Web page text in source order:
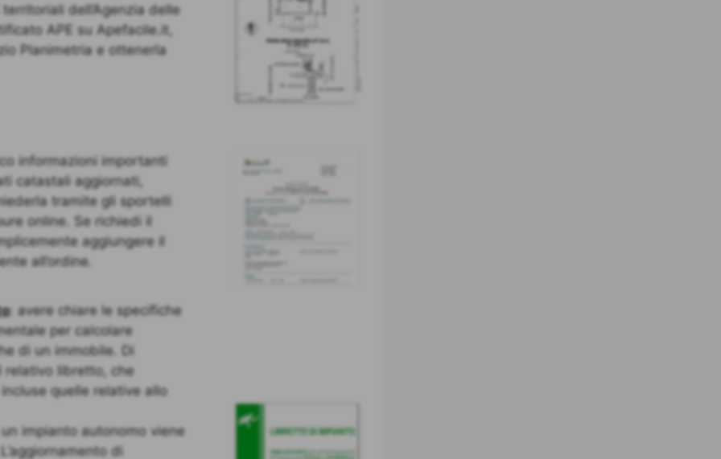
dell’Agenzia delle
APE su Apefacile.it,
Planimetria e ottenerla
informazioni importanti
catastali aggiornati,
tramite gli sportelli
online. Se richiedi il
aggiungere il
all’ordine.
: avere chiare le specifiche
per calcolare
di un immobile. Di
relativo libretto, che
quelle relative allo
impianto autonomo viene
di